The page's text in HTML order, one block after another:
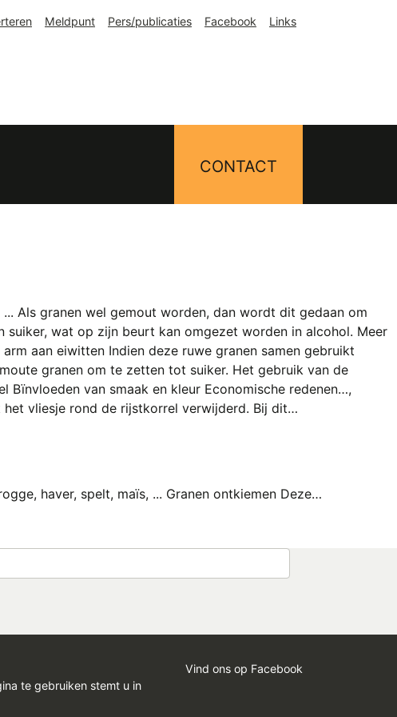
Meldpunt Pers/publicaties Facebook Links
CONTACT
Als granen wel gemout worden, dan wordt dit gedaan om
suiker, wat op zijn beurt kan omgezet worden in alcohol. Meer
aan eiwitten Indien deze ruwe granen samen gebruikt
granen om te zetten tot suiker. Het gebruik van de
van smaak en kleur Economische redenen…,
vliesje rond de rijstkorrel verwijderd. Bij dit…
haver, spelt, maïs, ... Granen ontkiemen Deze…
te gebruiken stemt u in
Vind ons op Facebook